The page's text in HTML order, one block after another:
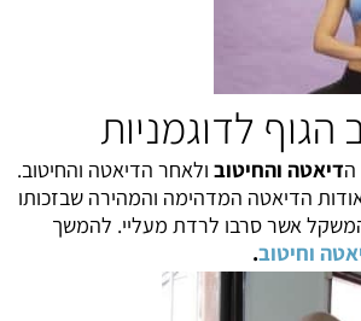
הגוף לדוגמניות
הדיאטה והחיטוב ולאחר הדיאטה והחיטוב.
הדיאטה המדהימה והמהירה שבזכותו
אשר סרבו לרדת מעליי. להמשך
וחיטוב.